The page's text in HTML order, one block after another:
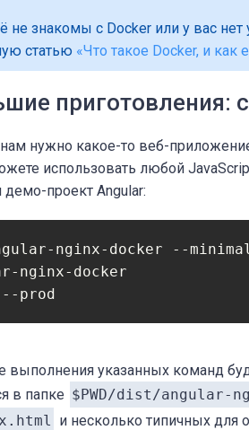
не знакомы с Docker или у вас нет
статью «Что такое Docker, и как
приготовления:
нужно какое-то веб-
использовать любой
демо-проект Angular:
nginx-docker
prod
выполнения указанных команд
в папке $PWD/dist/angular-
и несколько типичных для